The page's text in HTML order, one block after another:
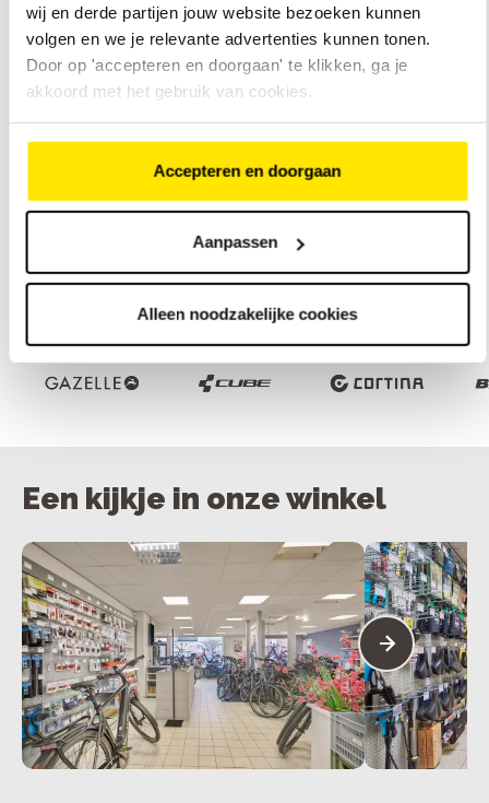
wij en derde partijen jouw website bezoeken kunnen
volgen en we je relevante advertenties kunnen tonen.
Door op 'accepteren en doorgaan' te klikken, ga je
akkoord met het gebruik van cookies.
Accepteren en doorgaan
Aanpassen
Alleen noodzakelijke cookies
middenmotor, 85 Nm
5 Shimano Nexus
versnellingen
km
€3.999,-
€ 2.999,-
Bekijk
middenmotor, 50
versnelling
km
Bekijk ons assortiment elektrische fietsen
Onze merken
Een kijkje in onze winkel